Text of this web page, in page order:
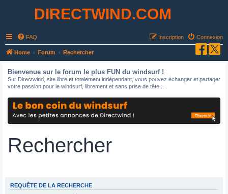
DIRECTWIND.COM
FAQ Connexion
Inscription
Home Forum Rechercher
Bienvenue sur le forum le plus FUN du windsurf !
Sur Directwind, site libre et totalement indépendant, vous pouvez échanger et partager
votre passion pour le windsurf, librement et sans prise de tête...
Rechercher
REQUÊTE DE LA RECHERCHE